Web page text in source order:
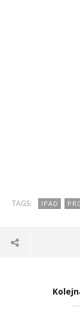
TAGS: IPAD